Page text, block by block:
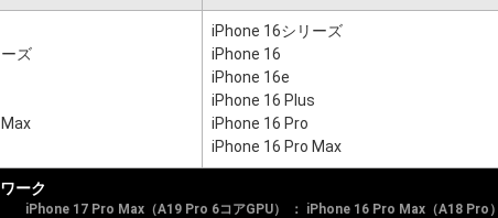
ズ
iPhone 16シリーズ
iPhone 16
iPhone 16e
iPhone 16 Plus
iPhone 16 Pro
iPhone 16 Pro Max
ーク
iPhone 17 Pro Max（A19 Pro 6コアGPU） ： iPhone 16 Pro Max（A18 Pro）